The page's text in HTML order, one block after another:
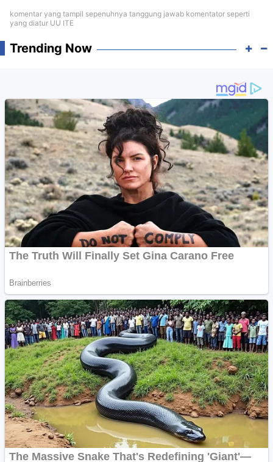
komentar yang tampil sepenuhnya tanggung jawab komentator seperti
yang diatur UU ITE
Trending Now